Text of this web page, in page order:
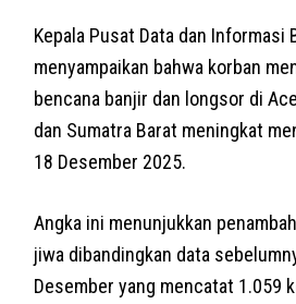
Kepala Pusat Data dan Informasi
menyampaikan bahwa korban
bencana banjir dan longsor di
dan Sumatra Barat meningkat
18 Desember 2025.
Angka ini menunjukkan
jiwa dibandingkan data
Desember yang mencatat 1.059